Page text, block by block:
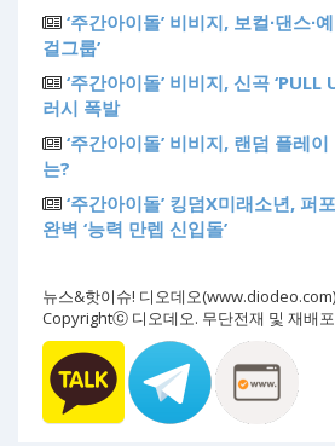
‘주간아이돌’ 비비지, 보컬∙댄스∙
걸그룹’
‘주간아이돌’ 비비지, 신곡
러시 폭발
‘주간아이돌’ 비비지, 랜덤 플레
는?
‘주간아이돌’ 킹덤X미래소년, 퍼
완벽 ‘능력 만렙 신입돌’
뉴스&핫이슈! 디오데오(www.diodeo.com)
Copyrightⓒ 디오데오. 무단전재 및 재배